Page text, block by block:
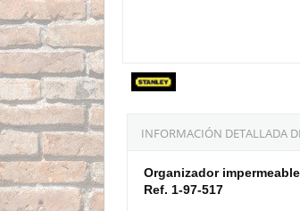
INFORMACIÓN DETALLADA
Organizador
Ref. 1-97-517